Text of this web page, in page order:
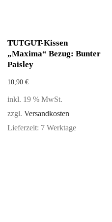
TUTGUT-Kissen
„Maxima“ Bezug: Bunter
Paisley
10,90 €
inkl. 19 % MwSt.
zzgl. Versandkosten
Lieferzeit: 7 Werktage